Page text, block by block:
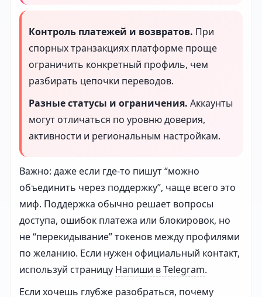
Контроль платежей и возвратов. При
спорных транзакциях платформе проще
ограничить конкретный профиль, чем
разбирать цепочки переводов.
Разные статусы и ограничения. Аккаунты
могут отличаться по уровню доверия,
активности и региональным настройкам.
Важно: даже если где-то пишут “можно
объединить через поддержку”, чаще всего это
миф. Поддержка обычно решает вопросы
доступа, ошибок платежа или блокировок, но
не “перекидывание” токенов между профилями
по желанию. Если нужен официальный контакт,
используй страницу Напиши в Telegram.
Если хочешь глубже разобраться, почему